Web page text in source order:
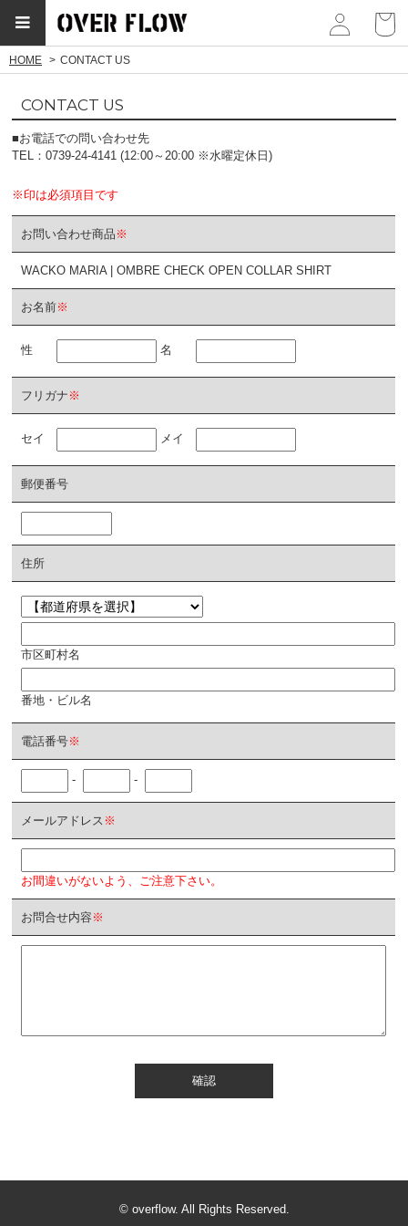
HOME CONTACT US
CONTACT US
■お電話での問い合わせ先
TEL：0739-24-4141 (12:00～20:00 ※水曜定休日)
※印は必須項目です
お問い合わせ商品 ※
WACKO MARIA | OMBRE CHECK OPEN COLLAR SHIRT
お名前※
性 名
フリガナ ※
セイ メイ
郵便番号
住所
市区町村名
番地・ビル名
電話番号※
- -
メールアドレス ※
お間違いがないよう、ご注意下さい。
お問合せ内容 ※
確認
© overflow. All Rights Reserved.